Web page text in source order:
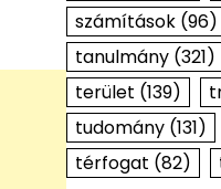
számítások(96)
tanulmány(321)
terület (139)
tudomány(131)
térfogat (82)